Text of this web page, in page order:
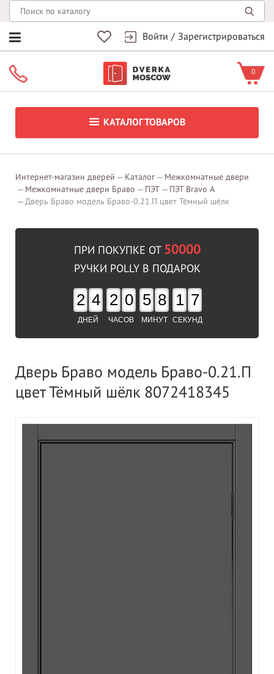
Войти / Зарегистрироваться
0
КАТАЛОГ ТОВАРОВ
Интернет-магазин дверей Каталог
Межкомнатные двери
Межкомнатные двери Браво
ПЭТ
ПЭТ Bravo A
Дверь Браво модель Браво-0.21.П цвет Тёмный шёлк
ПРИ ПОКУПКЕ ОТ 50000
РУЧКИ POLLY В ПОДАРОК
2 4
ДНЕЙ
2 0
ЧАСОВ
5 8
МИНУТ
1 6
СЕКУНД
Дверь Браво модель Браво-0.21.П
цвет Тёмный шёлк 8072418345